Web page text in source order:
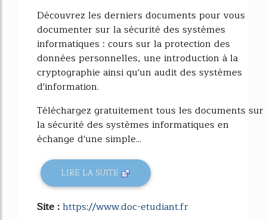
Découvrez les derniers documents pour vous
documenter sur la sécurité des systèmes
informatiques : cours sur la protection des
données personnelles, une introduction à la
cryptographie ainsi qu'un audit des systèmes
d'information.
Téléchargez gratuitement tous les documents sur
la sécurité des systèmes informatiques en
échange d'une simple...
LIRE LA SUITE
Site :https://www.doc-etudiant.fr